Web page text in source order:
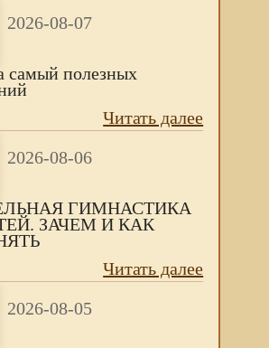
2026-08-07
самый полезных
Читать далее
2026-08-06
ГИМНАСТИКА
ЗАЧЕМ И КАК
Читать далее
2026-08-05